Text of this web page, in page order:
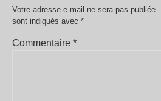
Votre adresse e-mail ne sera pas publiée.
sont indiqués avec *
Commentaire *